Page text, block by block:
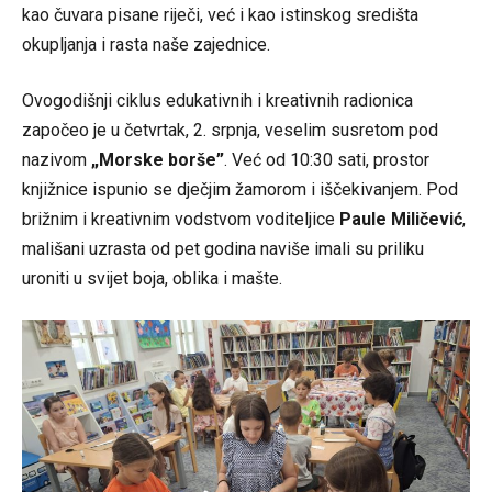
kao čuvara pisane riječi, već i kao istinskog središta
okupljanja i rasta naše zajednice.
Ovogodišnji ciklus edukativnih i kreativnih radionica
započeo je u četvrtak, 2. srpnja, veselim susretom pod
nazivom „Morske borše”. Već od 10:30 sati, prostor
knjižnice ispunio se dječjim žamorom i iščekivanjem. Pod
brižnim i kreativnim vodstvom voditeljice Paule Miličević,
mališani uzrasta od pet godina naviše imali su priliku
uroniti u svijet boja, oblika i mašte.